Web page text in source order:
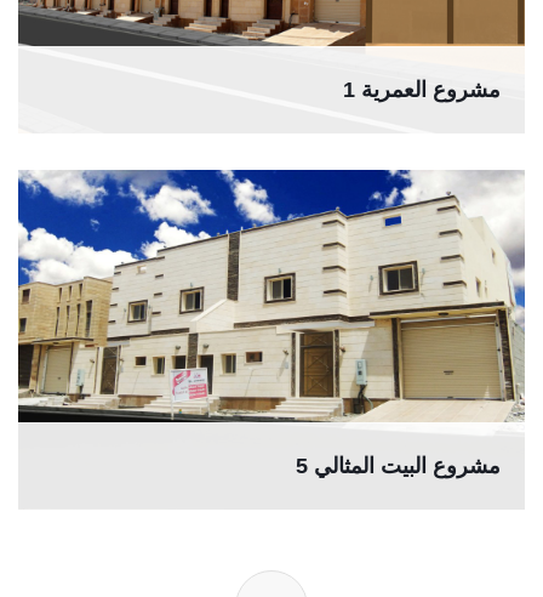
مشروع العمرية 1
مشروع البيت المثالي 5